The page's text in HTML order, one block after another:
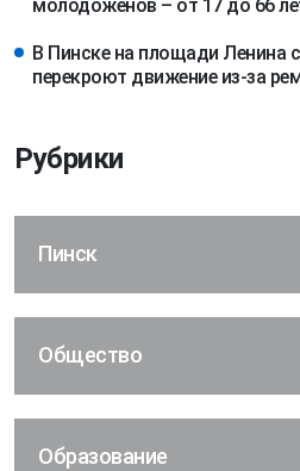
молодоженов – от 17 до 66
В Пинске на площади Ленина с
перекроют движение из-за
Рубрики
Пинск
Общество
Образование